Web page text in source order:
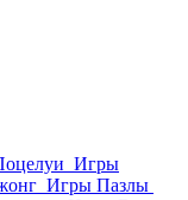
Игры
Игры Пазлы